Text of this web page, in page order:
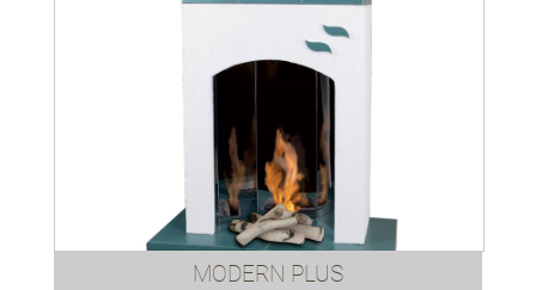
MODERN PLUS